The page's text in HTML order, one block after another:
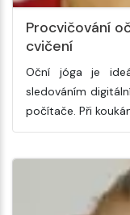
Procvičování
cvičení
Oční jóga je
sledováním
počítače. Při